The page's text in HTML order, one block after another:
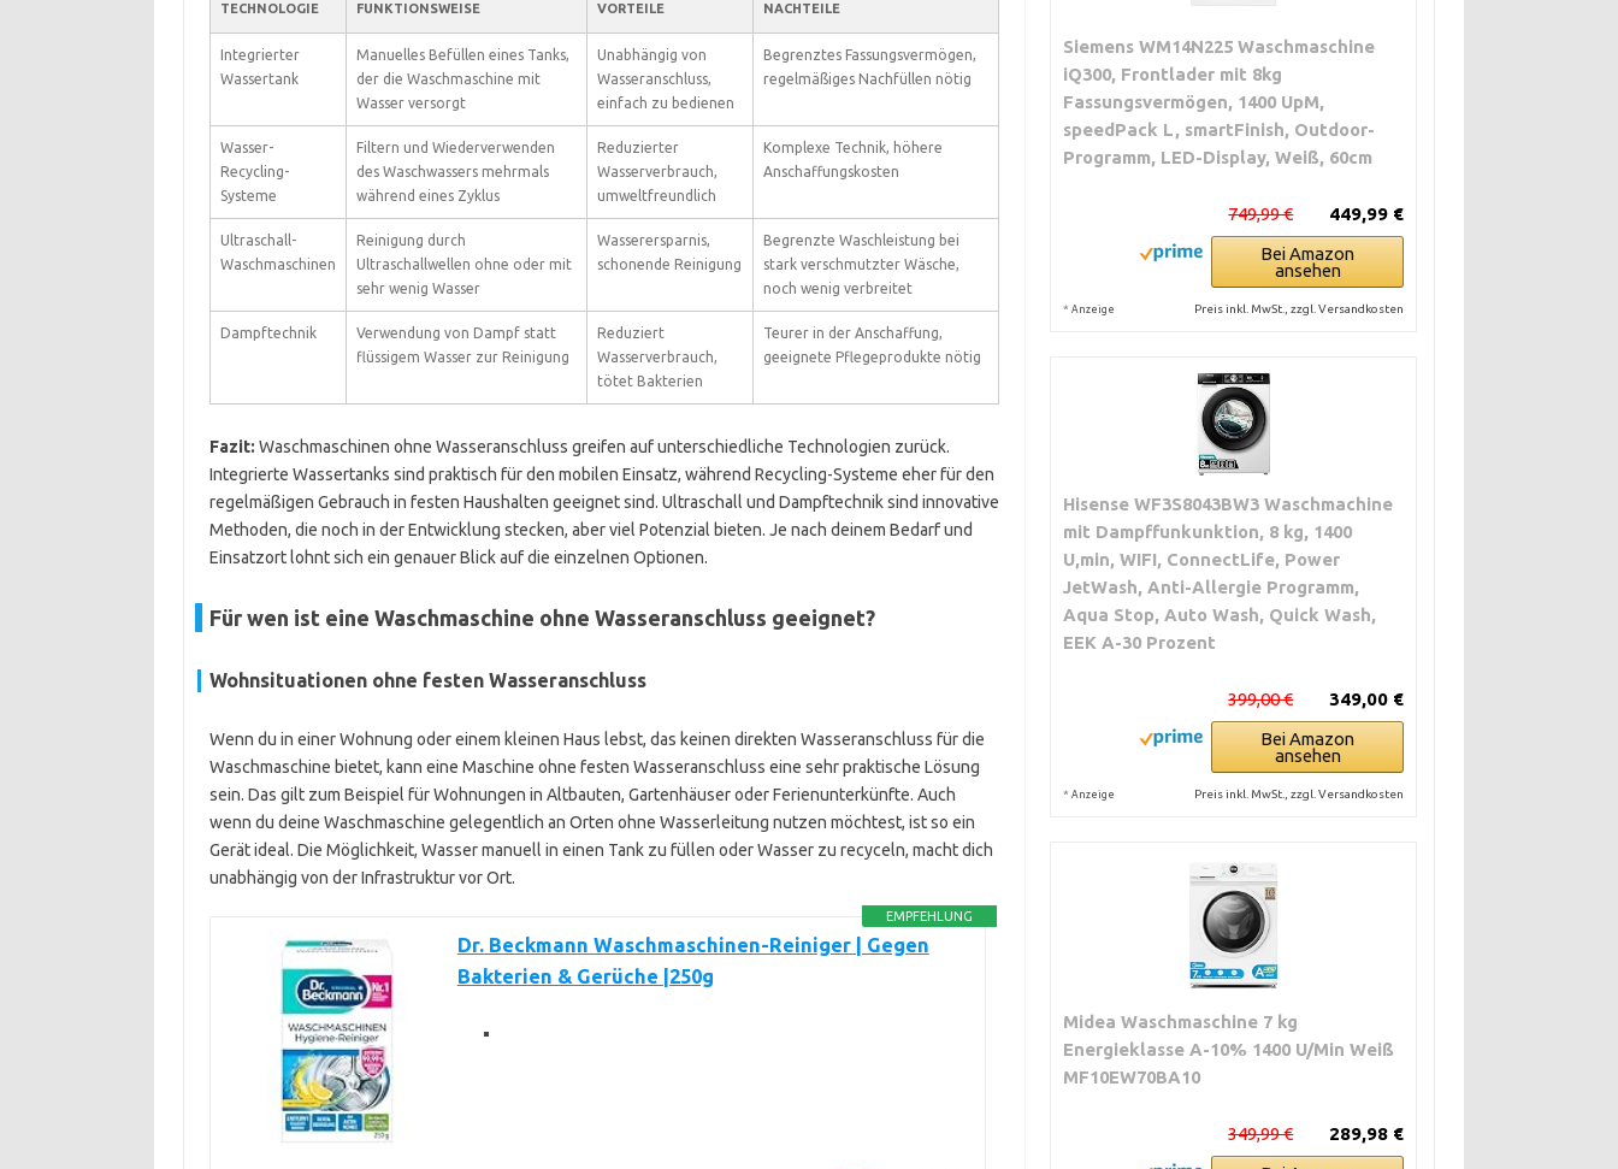
TECHNOLOGIE FUNKTIONSWEISE VORTEILE NACHTEILE
Integrierter
Wassertank
Manuelles Befüllen eines Tanks,
der die Waschmaschine mit
Wasser versorgt
Unabhängig von
Wasseranschluss,
einfach zu bedienen
Begrenztes Fassungsvermögen,
regelmäßiges Nachfüllen nötig
Wasser-
Recycling-
Systeme
Filtern und Wiederverwenden
des Waschwassers mehrmals
während eines Zyklus
Reduzierter
Wasserverbrauch,
umweltfreundlich
Komplexe Technik, höhere
Anschaffungskosten
Ultraschall-
Waschmaschinen
Reinigung durch
Ultraschallwellen ohne oder mit
sehr wenig Wasser
Wasserersparnis,
schonende Reinigung
Begrenzte Waschleistung bei
stark verschmutzter Wäsche,
noch wenig verbreitet
Dampftechnik
Verwendung von Dampf statt
flüssigem Wasser zur Reinigung
Reduziert
Wasserverbrauch,
tötet Bakterien
Teurer in der Anschaffung,
geeignete Pflegeprodukte nötig
Fazit: Waschmaschinen ohne Wasseranschluss greifen auf unterschiedliche Technologien zurück.
Integrierte Wassertanks sind praktisch für den mobilen Einsatz, während Recycling-Systeme eher für den
regelmäßigen Gebrauch in festen Haushalten geeignet sind. Ultraschall und Dampftechnik sind innovative
Methoden, die noch in der Entwicklung stecken, aber viel Potenzial bieten. Je nach deinem Bedarf und
Einsatzort lohnt sich ein genauer Blick auf die einzelnen Optionen.
Für wen ist eine Waschmaschine ohne Wasseranschluss geeignet?
Wohnsituationen ohne festen Wasseranschluss
Wenn du in einer Wohnung oder einem kleinen Haus lebst, das keinen direkten Wasseranschluss für die
Waschmaschine bietet, kann eine Maschine ohne festen Wasseranschluss eine sehr praktische Lösung
sein. Das gilt zum Beispiel für Wohnungen in Altbauten, Gartenhäuser oder Ferienunterkünfte. Auch
wenn du deine Waschmaschine gelegentlich an Orten ohne Wasserleitung nutzen möchtest, ist so ein
Gerät ideal. Die Möglichkeit, Wasser manuell in einen Tank zu füllen oder Wasser zu recyceln, macht dich
unabhängig von der Infrastruktur vor Ort.
EMPFEHLUNG
Dr. Beckmann Waschmaschinen-Reiniger | Gegen
Bakterien & Gerüche |250g
Siemens WM14N225 Waschmaschine
iQ300, Frontlader mit 8kg
Fassungsvermögen, 1400 UpM,
speedPack L, smartFinish, Outdoor-
Programm, LED-Display, Weiß, 60cm
449,99 €
749,99 €
Bei Amazon
ansehen
* Anzeige Preis inkl. MwSt., zzgl. Versandkosten
Hisense WF3S8043BW3 Waschmachine
mit Dampffunkunktion, 8 kg, 1400
U,min, WIFI, ConnectLife, Power
JetWash, Anti-Allergie Programm,
Aqua Stop, Auto Wash, Quick Wash,
EEK A-30 Prozent
349,00 €
399,00 €
Bei Amazon
ansehen
* Anzeige Preis inkl. MwSt., zzgl. Versandkosten
Midea Waschmaschine 7 kg
Energieklasse A-10% 1400 U/Min Weiß
MF10EW70BA10
289,98 €
349,99 €